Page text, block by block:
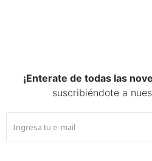
¡Enterate de todas las
suscribiéndote a